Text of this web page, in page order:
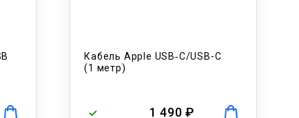
Кабель Apple USB‑C/USB-C
(1 метр)
1 490 ₽